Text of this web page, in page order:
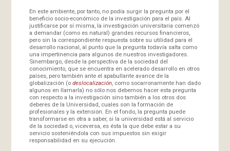
En este ambiente, por tanto, no podía surgir la pregunta por el
beneficio socio-económico de la investigación para el país. Al
justificarse por sí misma, la investigación universitaria comenzó
a demandar (como es natural) grandes recursos financieros,
pero sin la correspondiente respuesta sobre su utilidad para el
desarrollo nacional, al punto que la pregunta todavía salta como
una impertinencia para algunos de nuestros investigadores.
Sinembargo, desde la perspectiva de la sociedad del
conocimiento, que se encuentra en acelerado desarrollo en otros
países, pero también ante el apabullante avance de la
globalización (o deslocalización, como socarronamente han dado
algunos en llamarla) no sólo nos debemos hacer esta pregunta
con respecto a la investigación sino también a los otros dos
deberes de la Universidad, cuales son la formación de
profesionales y la extensión. En el fondo, la pregunta puede
transformarse en otra a saber, si la universidad está al servicio
de la sociedad o, viceversa, es ésta la que debe estar a su
servicio sosteniéndola con sus impuestos sin exigir
responsabilidad en su ejecución.